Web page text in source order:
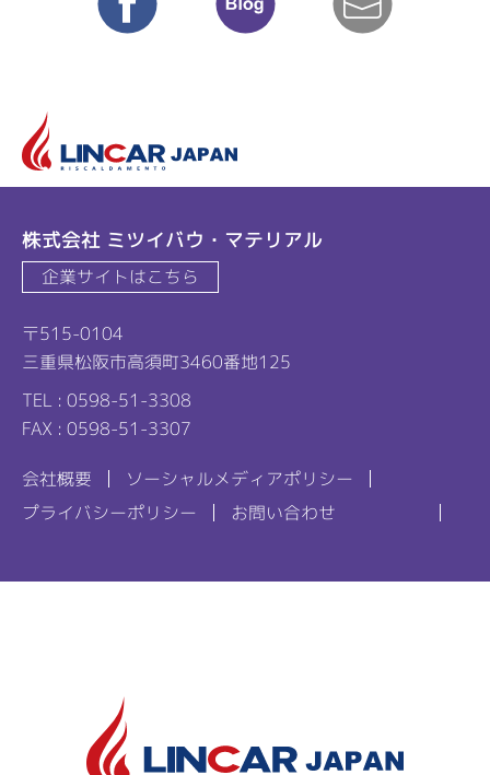
株式会社 ミツイバウ・マテリアル
企業サイトはこちら
〒515-0104
三重県松阪市高須町3460番地125
TEL : 0598-51-3308
FAX : 0598-51-3307
会社概要
ソーシャルメディアポリシー
プライバシーポリシー
お問い合わせ